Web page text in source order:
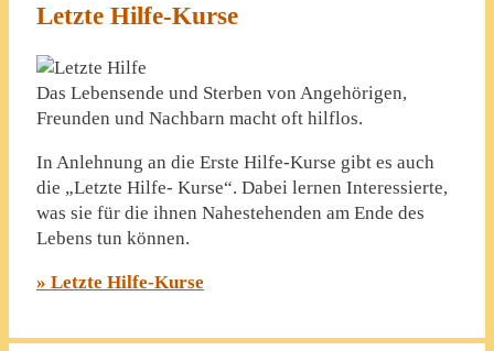
Letzte Hilfe-Kurse
Das Lebensende und Sterben von Angehörigen,
Freunden und Nachbarn macht oft hilflos.
In Anlehnung an die Erste Hilfe-Kurse gibt es auch
die „Letzte Hilfe- Kurse“. Dabei lernen Interessierte,
was sie für die ihnen Nahestehenden am Ende des
Lebens tun können.
» Letzte Hilfe-Kurse